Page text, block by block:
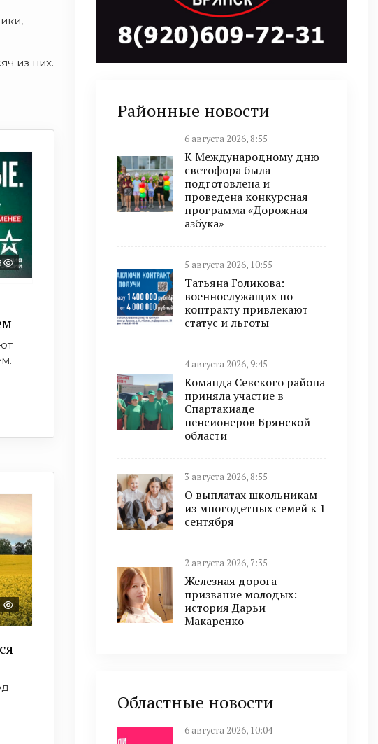
из них.
Районные новости
6 августа 2026, 8:55
К Международному дню
светофора была
подготовлена и
проведена конкурсная
программа «Дорожная
азбука»
5 августа 2026, 10:55
Татьяна Голикова:
военнослужащих по
контракту привлекают
статус и льготы
4 августа 2026, 9:45
Команда Севского района
приняла участие в
Спартакиаде
пенсионеров Брянской
области
3 августа 2026, 8:55
О выплатах школьникам
из многодетных семей к 1
сентября
2 августа 2026, 7:35
Железная дорога —
призвание молодых:
история Дарьи
Макаренко
Областные новости
6 августа 2026, 10:04